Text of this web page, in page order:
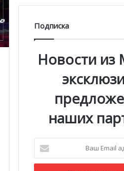
Подписка
Новости из
наших
Email
адрес